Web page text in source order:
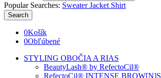
Popular Searches: SweaterJacket Shirt
Search
0Košík
0Obľúbené
STYLING OBOČIA A RIAS
BeautyLash® by RefectoCil®
RefectoCil® INTENSE BROW[N]S